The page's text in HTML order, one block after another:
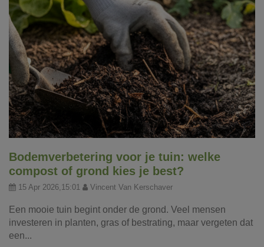
Bodemverbetering voor je tuin: welke
compost of grond kies je best?
15 Apr 2026,15:01 Vincent Van Kerschaver
Een mooie tuin begint onder de grond. Veel mensen
investeren in planten, gras of bestrating, maar vergeten dat
een...